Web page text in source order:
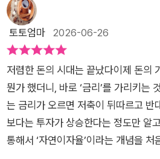
유액의 70%가 달러 자산이며, 수출입
의존하고 있기에, 단 1%의 금리 변동
정 계획이 뒤흔들리는 치명적인 연쇄반
이낸셜 타임스〉의 이코노미스트 크
책을 통해 우리가 주목해야 할 것은
자들이 던진 8가지 키워드는 앞으로
거대한 흐름을 읽어내는 강력한 무기
‘돈의 역습’을 맞이할 것인가, 아니면
서 비약적인 기술 발전에도 불구하고
래 사회를 보여준다.자연이자율 관점
디스토피아적 시나리오는 자연이자율
능성을 시사한다. 책은 3가지 시나리
급격한 성장을 초래하지 않을 것이란
하고자 한다. 즉 <블레이드 러너〉
는 생산성이 대폭 향상해 성장에 불을
모의 일자리 상실로 인해 상쇄된다. 이
막힌 상황이고, '반도체 호황'이긴 하지
상 투자하려면 망설여지기 일쑤다. 그
맡길 곳이 없고, 수중에 돈 한 푼 없으
책 속으로 풍덩 빠져 볼 시간이다.​<머
론부터 말하자면 앞으로 '은행 금리(자
이라고 한다. 자연이자율이란 인플레
기를 위축시키지도 않는 이상적인 금
어지만, 경제에 초보인 나 같은 사람에
토토엄마 2026-06-26
저렴한 돈의 시대는 끝났다이제 돈의
뭔가 했더니, 바로 ‘금리’를 가리키는
는 금리가 오르면 저축이 뒤따르고 반
보다는 투자가 상승한다는 정도만 알
통해서 ‘자연이자율’이라는 개념을 처